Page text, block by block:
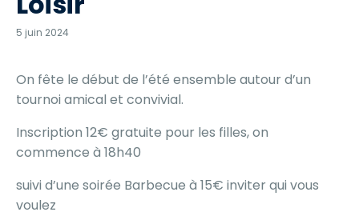
5 juin 2024
On fête le début de l’été ensemble autour d’un
tournoi amical et convivial.
Inscription 12€ gratuite pour les filles, on
commence à 18h40
suivi d’une soirée Barbecue à 15€ inviter qui vous
voulez